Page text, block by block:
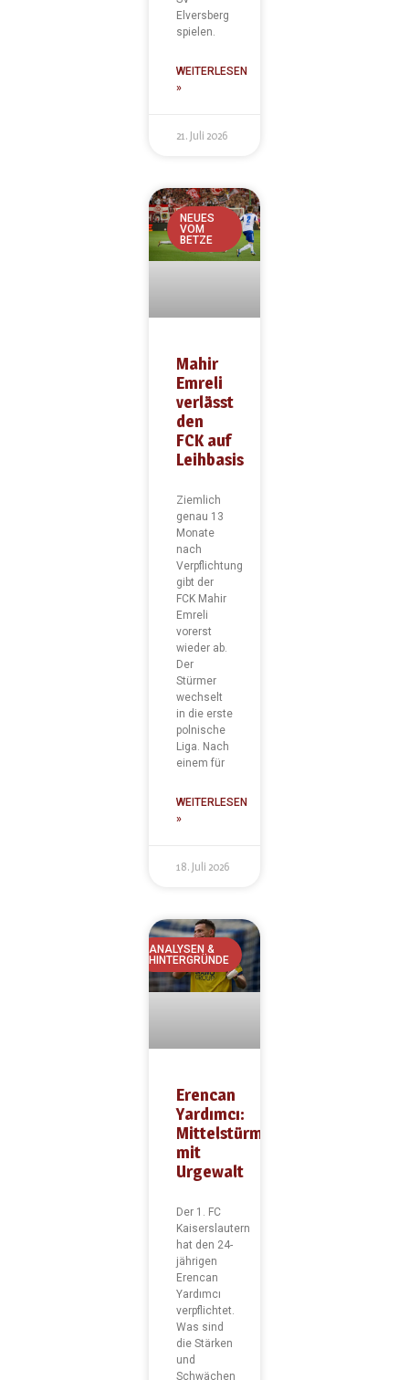
Elversberg
spielen.
WEITERLESEN
»
21. Juli 2026
NEUES
VOM
BETZE
Mahir
Emreli
verlässt
den
FCK auf
Leihbasis
Ziemlich
genau 13
Monate
nach
Verpflichtung
gibt der
FCK Mahir
Emreli
vorerst
wieder ab.
Der
Stürmer
wechselt
in die erste
polnische
Liga. Nach
einem für
WEITERLESEN
»
18. Juli 2026
ANALYSEN &
HINTERGRÜNDE
Erencan
Yardımcı:
Mittelstürmer
mit
Urgewalt
Der 1. FC
Kaiserslautern
hat den 24-
jährigen
Erencan
Yardımcı
verpflichtet.
Was sind
die Stärken
und
Schwächen